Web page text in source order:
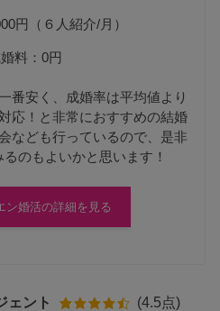
円（６人紹介/月）
料：0円
番安く、成婚率は平均値より
応！と非常におすすめの結婚
なども行っているので、是非
のもよいかと思います！
ン婚活の詳細を見る
ェント (4.5点)